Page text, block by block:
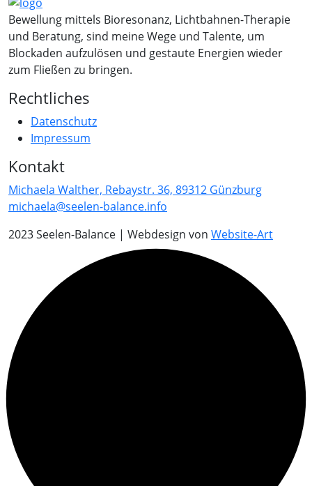
Bewellung mittels Bioresonanz, Lichtbahnen-Therapie
und Beratung, sind meine Wege und Talente, um
Blockaden aufzulösen und gestaute Energien wieder
zum Fließen zu bringen.
Rechtliches
Datenschutz
Impressum
Kontakt
Michaela Walther, Rebaystr. 36, 89312 Günzburg
michaela@seelen-balance.info
2023 Seelen-Balance | Webdesign von Website-Art